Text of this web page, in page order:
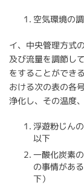
空気環境の
イ、中央管理方式
及び流量を調節し
をすることができ
おける次の表の各
浄化し、その温度
浮遊粉じん
以下
一酸化炭素
の事情があ
下）